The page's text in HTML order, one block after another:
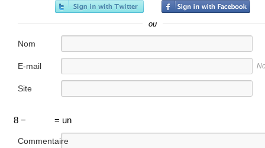
ou
Nom
E-mail
Site
8 − = un
Commentaire